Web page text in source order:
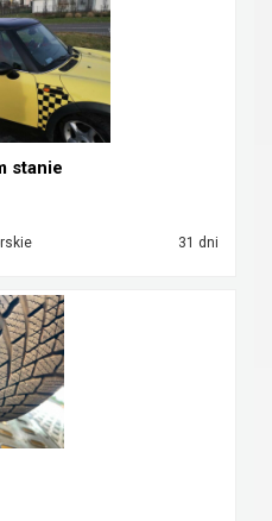
stanie
31 dni